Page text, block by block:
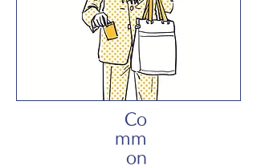
Co
mm
on